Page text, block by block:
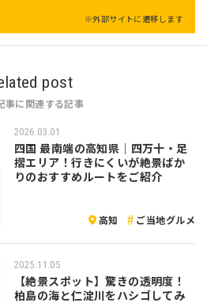
※外部サイトに遷移します
post
事に関連する記事
2026.03.01
四国 最南端の高知県｜四万十・足
摺エリア！行きにくいが絶景ばか
りのおすすめルートをご紹介
高知 ご当地グルメ
2025.11.05
【絶景スポット】驚きの透明度！
柏島の海と仁淀川をハシゴしてみ